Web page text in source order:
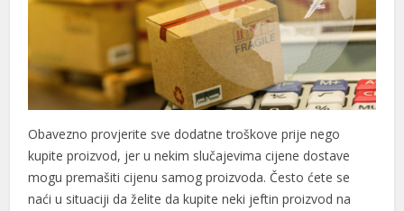
satın al
Obavezno provjerite sve dodatne troškove prije nego
kupite proizvod, jer u nekim slučajevima cijene dostave
mogu premašiti cijenu samog proizvoda. Često ćete se
naći u situaciji da želite da kupite neki jeftin proizvod na